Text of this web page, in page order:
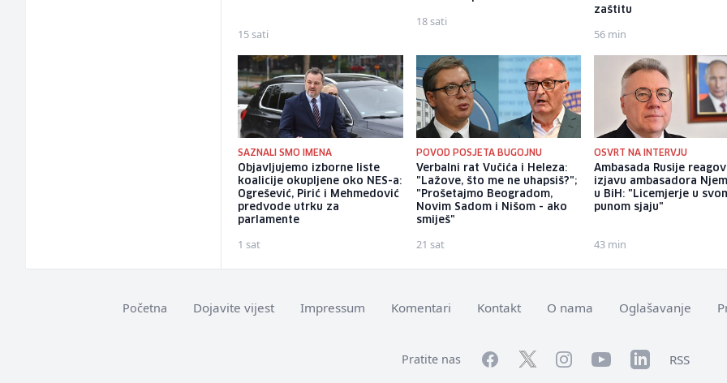
15 sati
18 sati
zaštitu
56 min
SAZNALI SMO IMENA
Objavljujemo izborne liste
koalicije okupljene oko NES-a:
Ogrešević, Pirić i Mehmedović
predvode utrku za
parlamente
1 sat
POVOD POSJETA BUGOJNU
Verbalni rat Vučića i Heleza:
"Lažove, što me ne uhapsiš?";
"Prošetajmo Beogradom,
Novim Sadom i Nišom - ako
smiješ"
21 sat
OSVRT NA INTERVJU
Ambasada Rusije
izjavu ambasadora
u BiH: "Licemjerje u
punom sjaju"
43 min
Početna Dojavite vijest Impressum Komentari Kontakt O nama Oglašavanje
Pratite nas FacebookTwitterInstagramYouTubeLinkedInRSS